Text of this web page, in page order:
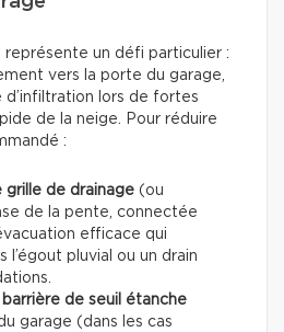
un défi particulier :
vers la porte du garage,
d’infiltration lors de fortes
de la neige. Pour réduire
:
grille de drainage (ou
de la pente, connectée
efficace qui
l’égout pluvial ou un drain
barrière de seuil étanche
garage (dans les cas